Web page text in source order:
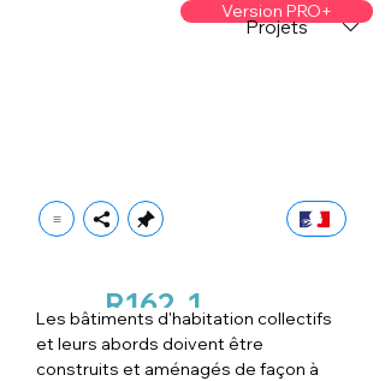
Version PRO+
Projets
R162 1
Les bâtiments d'habitation collectifs
et leurs abords doivent être
construits et aménagés de façon à